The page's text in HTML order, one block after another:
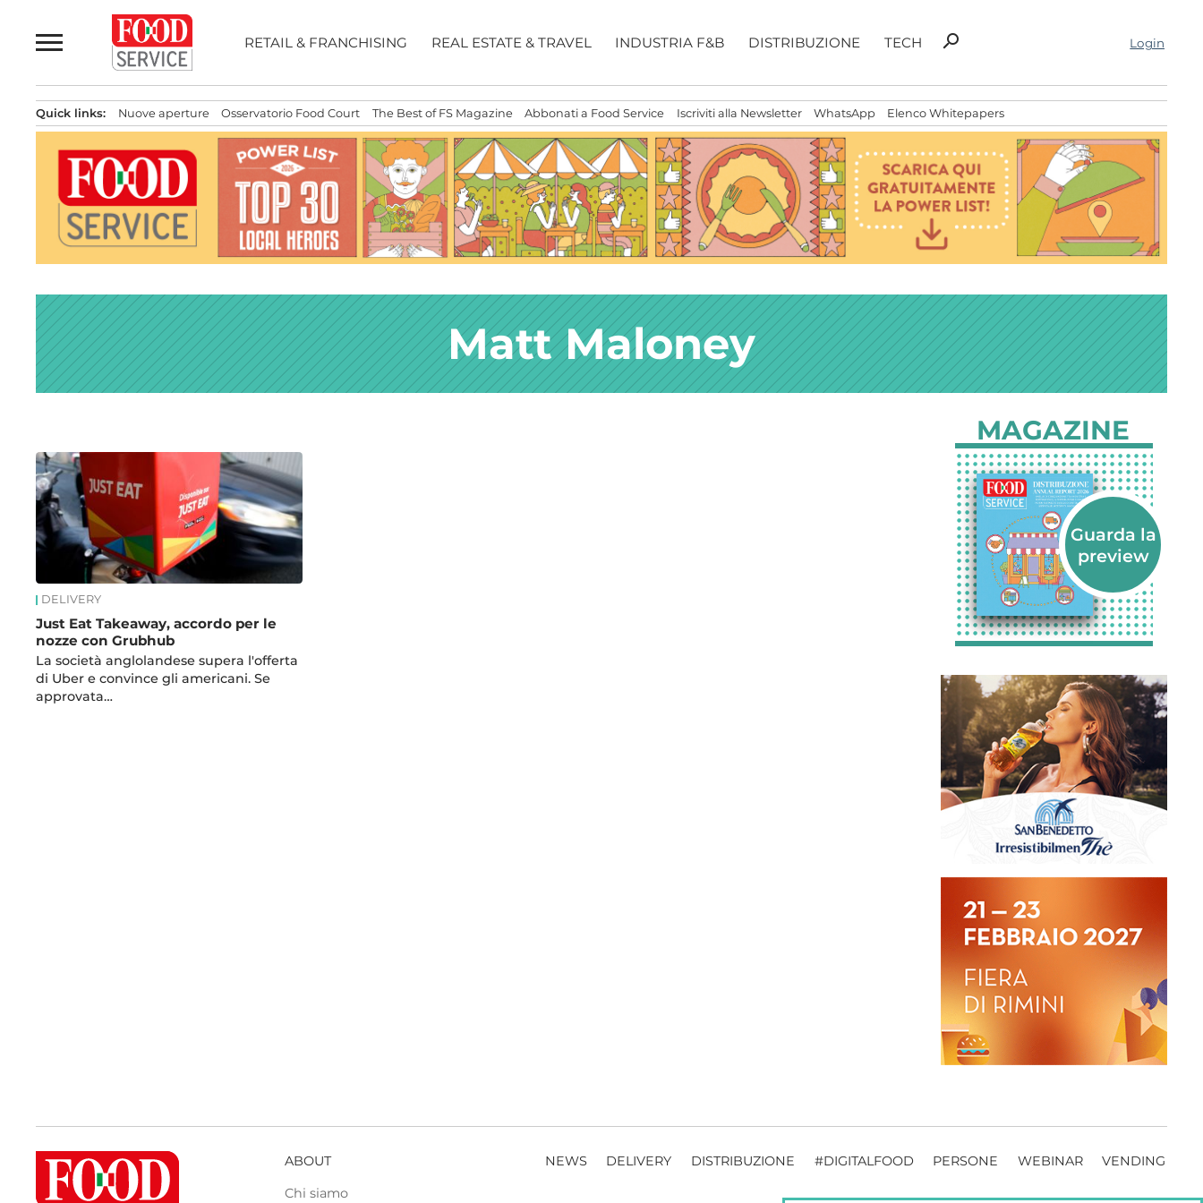
al
contenuto
RETAIL & FRANCHISING REAL ESTATE & TRAVEL INDUSTRIA F&B DISTRIBUZIONE TECH
Ricerca
search Login
Quick links: Nuove aperture Osservatorio Food Court The Best of FS Magazine Abbonati a Food Service Iscriviti alla Newsletter WhatsApp Elenco Whitepapers
Matt Maloney
News
DELIVERY
Just Eat Takeaway, accordo per le
nozze con Grubhub
La società anglolandese supera l'offerta
di Uber e convince gli americani. Se
approvata…
MAGAZINE
ABOUT
Chi siamo
NEWS DELIVERY DISTRIBUZIONE #DIGITALFOOD PERSONE WEBINAR VENDING